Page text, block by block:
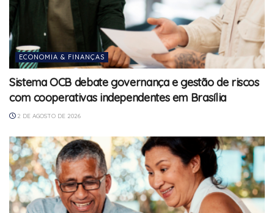
ECONOMIA & FINANÇAS
Sistema OCB debate governança e gestão de riscos
com cooperativas independentes em Brasília
2 DE AGOSTO DE 2026